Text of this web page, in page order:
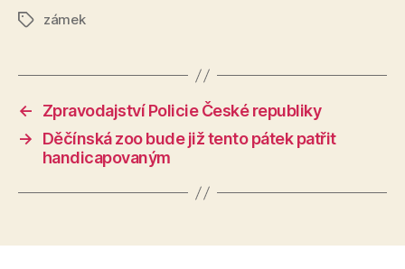
Štítkyzámek
←
Zpravodajství Policie České republiky
→
Děčínská zoo bude již tento pátek patřit
handicapovaným